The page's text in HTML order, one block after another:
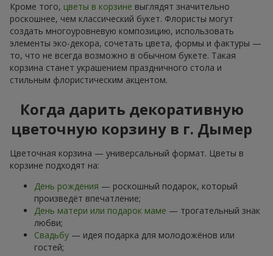
Кроме того, цветы в корзине выглядят значительно
роскошнее, чем классический букет. Флористы могут
создать многоуровневую композицию, использовать
элементы эко-декора, сочетать цвета, формы и фактуры —
то, что не всегда возможно в обычном букете. Такая
корзина станет украшением праздничного стола и
стильным флористическим акцентом.
Когда дарить декоративную
цветочную корзину в г. Дымер
Цветочная корзина — универсальный формат. Цветы в
корзине подходят на:
День рождения — роскошный подарок, который
произведёт впечатление;
День матери или подарок маме — трогательный знак
любви;
Свадьбу — идея подарка для молодожёнов или
гостей;